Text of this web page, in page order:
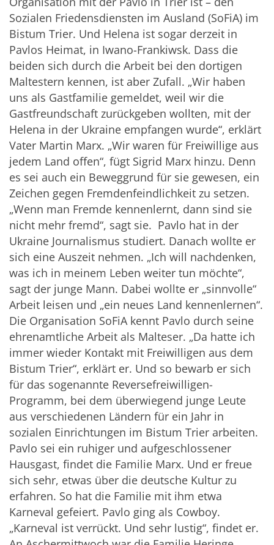
Sozialen Friedensdiensten im Ausland (SoFiA) im
Bistum Trier. Und Helena ist sogar derzeit in
Pavlos Heimat, in Iwano-Frankiwsk. Dass die
beiden sich durch die Arbeit bei den dortigen
Maltestern kennen, ist aber Zufall. „Wir haben
uns als Gastfamilie gemeldet, weil wir die
Gastfreundschaft zurückgeben wollten, mit der
Helena in der Ukraine empfangen wurde“, erklärt
Vater Martin Marx. „Wir waren für Freiwillige aus
jedem Land offen“, fügt Sigrid Marx hinzu. Denn
es sei auch ein Beweggrund für sie gewesen, ein
Zeichen gegen Fremdenfeindlichkeit zu setzen.
„Wenn man Fremde kennenlernt, dann sind sie
nicht mehr fremd“, sagt sie. Pavlo hat in der
Ukraine Journalismus studiert. Danach wollte er
sich eine Auszeit nehmen. „Ich will nachdenken,
was ich in meinem Leben weiter tun möchte“,
sagt der junge Mann. Dabei wollte er „sinnvolle“
Arbeit leisen und „ein neues Land kennenlernen“.
Die Organisation SoFiA kennt Pavlo durch seine
ehrenamtliche Arbeit als Malteser. „Da hatte ich
immer wieder Kontakt mit Freiwilligen aus dem
Bistum Trier“, erklärt er. Und so bewarb er sich
für das sogenannte Reversefreiwilligen-
Programm, bei dem überwiegend junge Leute
aus verschiedenen Ländern für ein Jahr in
sozialen Einrichtungen im Bistum Trier arbeiten.
Pavlo sei ein ruhiger und aufgeschlossener
Hausgast, findet die Familie Marx. Und er freue
sich sehr, etwas über die deutsche Kultur zu
erfahren. So hat die Familie mit ihm etwa
Karneval gefeiert. Pavlo ging als Cowboy.
„Karneval ist verrückt. Und sehr lustig“, findet er.